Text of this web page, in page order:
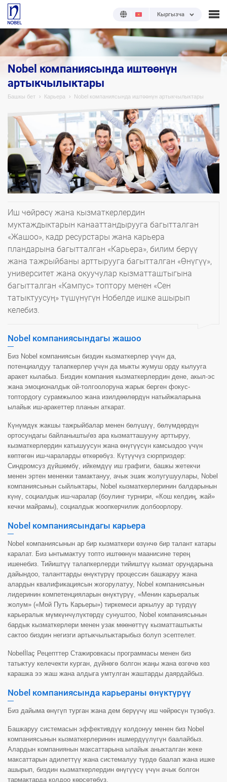
Кыргызча
Nobel компаниясында иштөөнүн
артыкчылыктары
Башкы бет Карьера Nobel компаниясында иштөөнүн артыкчылыктары
Иш чөйрөсү жана кызматкерлердин
муктаждыктарын канааттандырууга багытталган
«Жашоо», кадр ресурстары жана карьера
пландарына багытталган «Карьера», билим берүү
жана тажрыйбаны арттырууга багытталган «Өнүгүү»,
университет жана окуучулар кызматташтыгына
багытталган «Кампус» топтору менен «Сен
татыктуусуң» түшүнүгүн Нобелде ишке ашырып
келебиз.
Nobel компаниясындагы жашоо
Биз Nobel компаниясын биздин кызматкерлер үчүн да,
потенциалдуу талапкерлер үчүн да мыкты жумуш орду кылууга
аракет кылабыз. Биздин компания кызматкерлердин дене, акыл-эс
жана эмоционалдык ой-толгоолоруна жарык берген фокус-
топтордогу сурамжылоо жана изилдөөлөрдүн натыйжаларына
ылайык иш-аракеттер планын аткарат.
Күнүмдүк жакшы тажрыйбалар менен бөлүшүү, бөлүмдөрдүн
ортосундагы байланышты/өз ара кызматташууну арттыруу,
кызматкерлердин катышуусун жана өнүгүүсүн камсыздоо үчүн
көптөгөн иш-чараларды өткөрөбүз. Күтүүчүз сюрприздер:
Синдромсуз дүйшөмбү, ийкемдүү иш графиги, башкы жетекчи
менен эртен мененки тамактануу, ачык эшик жолугушуулары, Nobel
компаниясынын сыйлыктары, Nobel кызматкерлеринин балдарынын
күнү, социалдык иш-чаралар (боулинг турнири, «Кош келдиң, жай»
кечки майрамы), социалдык жоопкерчилик долбоорлору.
Nobel компаниясындагы карьера
Nobel компаниясынын ар бир кызматкери өзүнчө бир талант катары
каралат. Биз ынтымактуу топто иштөөнүн маанисине терең
ишенебиз. Тийиштүү талапкерлерди тийиштүү кызмат орундарына
дайындоо, таланттарды өнүктүрүү процессин башкаруу жана
алардын квалификациясын жогорулатуу, Nobel компаниясынын
лидеринин компетенцияларын өнүктүрүү, «Менин карьералык
жолум» («Мой Путь Карьеры») тиркемеси аркылуу ар түрдүү
карьералык мүмкүнчүлүктөрдү сунуштоо, Nobel компаниясынын
бардык кызматкерлери менен узак мөөнөттүү кызматташтыкты
сактоо биздин негизги артыкчылыктарыбыз болуп эсептелет.
Nobelİlaç Рецепттер Стажировкасы программасы менен биз
татыктуу келечекти курган, дүйнөгө болгон жаңы жана өзгөчө көз
карашка ээ жаш жана алдыга умтулган жаштарды даярдайбыз.
Nobel компаниясында карьераны өнүктүрүү
Биз дайыма өнүгүп турган жана дем берүүчү иш чөйрөсүн түзөбүз.
Башкаруу системасын эффективдүү колдонуу менен биз Nobel
компаниясынын кызматкерлеринин ишмердүүлүгүн баалайбыз.
Алардын компаниянын максаттарына ылайык аныкталган жеке
максаттарын адилеттүү жана системалуу түрдө баалап жана ишке
ашырып, биздин кызматкерлердин өнүгүүсү үчүн ачык болгон
тармактарда колдоо көрсөтөбүз.